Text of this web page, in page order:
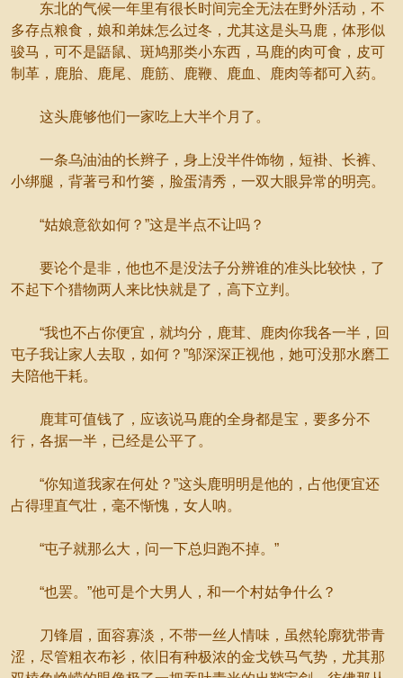
东北的气候一年里有很长时间完全无法在野外活动，不
多存点粮食，娘和弟妹怎么过冬，尤其这是头马鹿，体形似
骏马，可不是鼯鼠、斑鸠那类小东西，马鹿的肉可食，皮可
制革，鹿胎、鹿尾、鹿筋、鹿鞭、鹿血、鹿肉等都可入药。
这头鹿够他们一家吃上大半个月了。
一条乌油油的长辫子，身上没半件饰物，短褂、长裤、
小绑腿，背著弓和竹篓，脸蛋清秀，一双大眼异常的明亮。
“姑娘意欲如何？”这是半点不让吗？
要论个是非，他也不是没法子分辨谁的准头比较快，了
不起下个猎物两人来比快就是了，高下立判。
“我也不占你便宜，就均分，鹿茸、鹿肉你我各一半，回
屯子我让家人去取，如何？”邬深深正视他，她可没那水磨工
夫陪他干耗。
鹿茸可值钱了，应该说马鹿的全身都是宝，要多分不
行，各据一半，已经是公平了。
“你知道我家在何处？”这头鹿明明是他的，占他便宜还
占得理直气壮，毫不惭愧，女人呐。
“屯子就那么大，问一下总归跑不掉。”
“也罢。”他可是个大男人，和一个村姑争什么？
刀锋眉，面容寡淡，不带一丝人情味，虽然轮廓犹带青
涩，尽管粗衣布衫，依旧有种极浓的金戈铁马气势，尤其那